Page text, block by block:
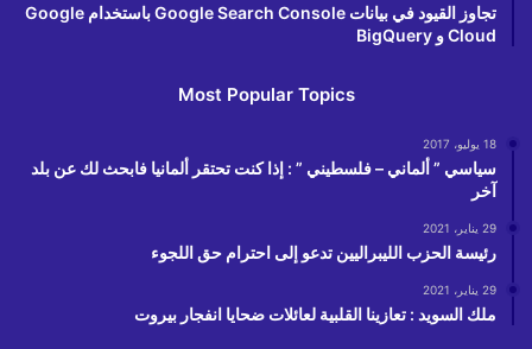
تجاوز القيود في بيانات Google Search Console باستخدام Google
Cloud و BigQuery
Most Popular Topics
18 يوليو، 2017
سياسي ” ألماني – فلسطيني ” : إذا كنت تحتقر ألمانيا فابحث لك عن بلد
آخر
29 يناير، 2021
رئيسة الحزب الليبراليين تدعو إلى احترام حق اللجوء
29 يناير، 2021
ملك السويد : تعازينا القلبية لعائلات ضحايا انفجار بيروت